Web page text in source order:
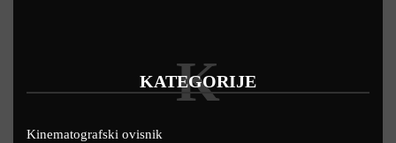
KATEGORIJE
K
Kinematografski ovisnik